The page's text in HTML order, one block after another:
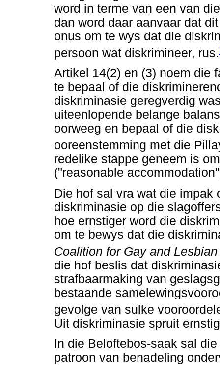
word in terme van een van
dan word daar aanvaar dat
onus om te wys dat die
persoon wat diskrimineer, rus.
Artikel 14(2) en (3) noem die
te bepaal of die
diskriminasie geregverdig
uiteenlopende belange
oorweeg en bepaal of die
ooreenstemming met die
redelike stappe geneem is
("reasonable
Die hof sal vra wat die
diskriminasie op die
hoe ernstiger word die
om te bewys dat die
Coalition for Gay and
die hof beslis dat
strafbaarmaking van
bestaande
gevolge van sulke
Uit diskriminasie spruit
In die Beloftebos-saak sal
patroon van benadeling